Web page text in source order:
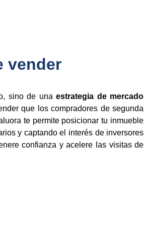
vender
sino de unaestrategia de mercado
que los compradores de segunda
te permite posicionar tu inmueble
y captando el interés de inversores
confianza y acelere las visitas de